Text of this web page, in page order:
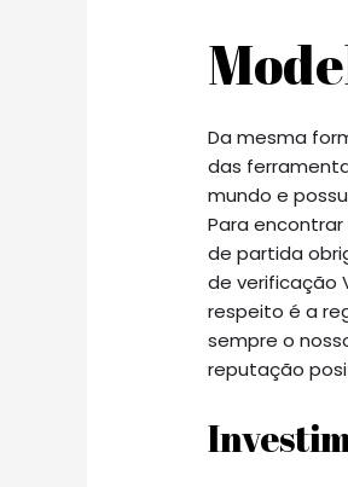
Da mesma
das
mundo e
Para
de partida
de verificação
respeito é a
sempre o
reputação